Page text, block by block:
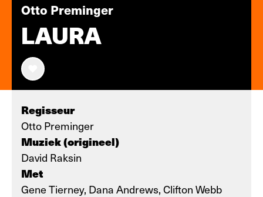
Otto Preminger
LAURA
Regisseur
Otto Preminger
Muziek (origineel)
David Raksin
Met
Gene Tierney, Dana Andrews, Clifton Webb